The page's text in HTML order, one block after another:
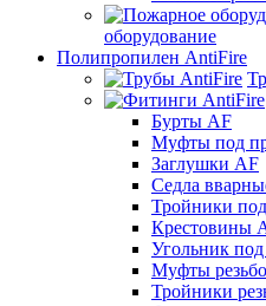
оборудование
Полипропилен AntiFire
Бурты AF
Муфты под
Заглушки AF
Седла
Тройники
Крестовины
Угольник
Муфты
Тройники